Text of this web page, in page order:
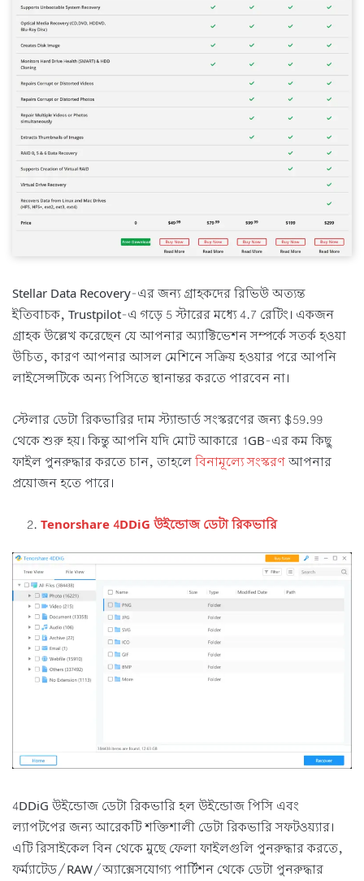
Stellar Data Recovery-এর জন্য গ্রাহকদের রিভিউ অত্যন্ত
ইতিবাচক, Trustpilot-এ গড়ে 5 স্টারের মধ্যে 4.7 রেটিং। একজন
গ্রাহক উল্লেখ করেছেন যে আপনার অ্যাক্টিভেশন সম্পর্কে সতর্ক হওয়া
উচিত, কারণ আপনার আসল মেশিনে সক্রিয় হওয়ার পরে আপনি
লাইসেন্সটিকে অন্য পিসিতে স্থানান্তর করতে পারবেন না।
স্টেলার ডেটা রিকভারির দাম স্ট্যান্ডার্ড সংস্করণের জন্য $59.99
থেকে শুরু হয়। কিন্তু আপনি যদি মোট আকারে 1GB-এর কম কিছু
ফাইল পুনরুদ্ধার করতে চান, তাহলেবিনামূল্যে সংস্করণআপনার
প্রয়োজন হতে পারে।
Tenorshare 4DDiG উইন্ডোজ ডেটা রিকভারি
4DDiG উইন্ডোজ ডেটা রিকভারি হল উইন্ডোজ পিসি এবং
ল্যাপটপের জন্য আরেকটি শক্তিশালী ডেটা রিকভারি সফটওয়্যার।
এটি রিসাইকেল বিন থেকে মুছে ফেলা ফাইলগুলি পুনরুদ্ধার করতে,
ফর্ম্যাটেড/RAW/অ্যাক্সেসযোগ্য পার্টিশন থেকে ডেটা পুনরুদ্ধার